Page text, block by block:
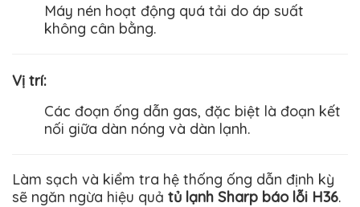
Máy nén hoạt động quá tải do áp suất
không cân bằng.
Vị trí:
Các đoạn ống dẫn gas, đặc biệt là đoạn kết
nối giữa dàn nóng và dàn lạnh.
Làm sạch và kiểm tra hệ thống ống dẫn định kỳ
sẽ ngăn ngừa hiệu quả tủ lạnh Sharp báo lỗi H36.